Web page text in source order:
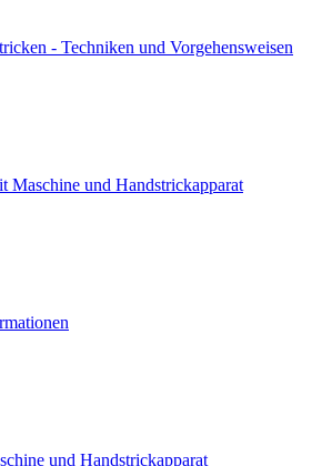
- Techniken und Vorgehensweisen
Maschine und Handstrickapparat
und Handstrickapparat